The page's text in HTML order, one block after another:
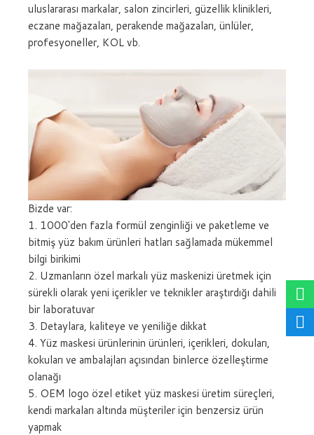
uluslararası markalar, salon zincirleri, güzellik klinikleri,
eczane mağazaları, perakende mağazaları, ünlüler,
profesyoneller, KOL vb.
Bizde var:
1. 1000'den fazla formül zenginliği ve paketleme ve
bitmiş yüz bakım ürünleri hatları sağlamada mükemmel
bilgi birikimi
2. Uzmanların özel markalı yüz maskenizi üretmek için
sürekli olarak yeni içerikler ve teknikler araştırdığı dahili
bir laboratuvar
3. Detaylara, kaliteye ve yeniliğe dikkat
4. Yüz maskesi ürünlerinin ürünleri, içerikleri, dokuları,
kokuları ve ambalajları açısından binlerce özelleştirme
olanağı
5. OEM logo özel etiket yüz maskesi üretim süreçleri,
kendi markaları altında müşteriler için benzersiz ürün
yapmak